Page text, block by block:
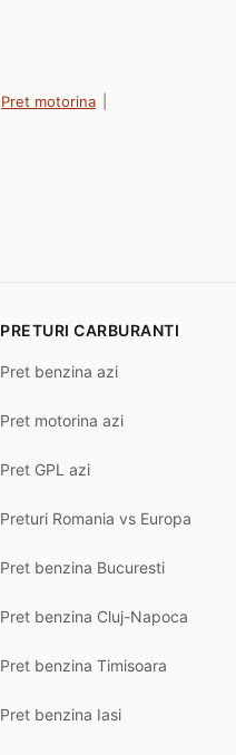
Pret motorina
PRETURI CARBURANTI
Pret benzina azi
Pret motorina azi
Pret GPL azi
Preturi Romania vs Europa
Pret benzina Bucuresti
Pret benzina Cluj-Napoca
Pret benzina Timisoara
Pret benzina Iasi